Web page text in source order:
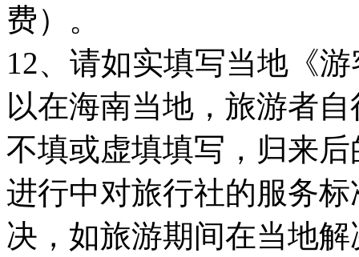
费）。
12、请如实填写当地《
以在海南当地，旅游者
不填或虚填填写，归来
进行中对旅行社的服务
决，如旅游期间在当地